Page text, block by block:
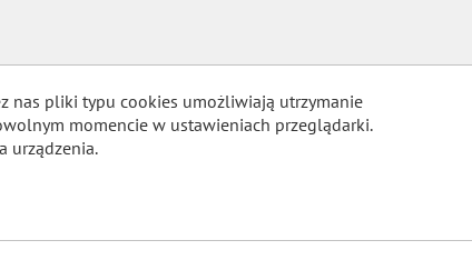
nas pliki typu cookies umożliwiają utrzymanie
momencie w ustawieniach przeglądarki.
urządzenia.